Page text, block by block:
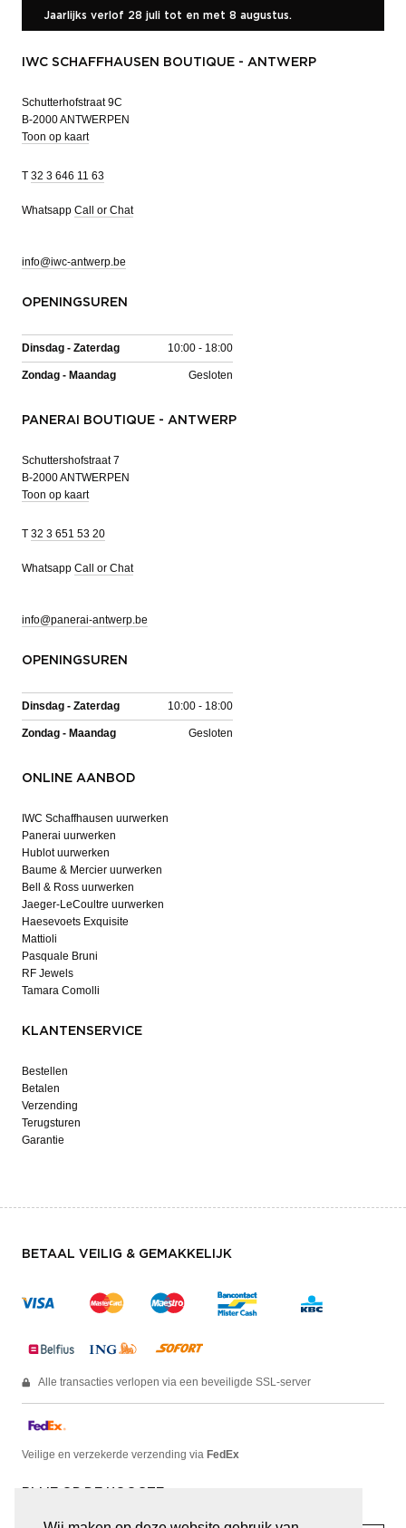
Jaarlijks verlof 28 juli tot en met 8 augustus.
IWC SCHAFFHAUSEN BOUTIQUE - ANTWERP
Schutterhofstraat 9C
B-2000 ANTWERPEN
Toon op kaart
T 32 3 646 11 63
Whatsapp Call or Chat
info@iwc-antwerp.be
OPENINGSUREN
Dinsdag - Zaterdag 10:00 - 18:00
Zondag - Maandag Gesloten
PANERAI BOUTIQUE - ANTWERP
Schuttershofstraat 7
B-2000 ANTWERPEN
Toon op kaart
T 32 3 651 53 20
Whatsapp Call or Chat
info@panerai-antwerp.be
OPENINGSUREN
Dinsdag - Zaterdag 10:00 - 18:00
Zondag - Maandag Gesloten
ONLINE AANBOD
IWC Schaffhausen uurwerken
Panerai uurwerken
Hublot uurwerken
Baume & Mercier uurwerken
Bell & Ross uurwerken
Jaeger-LeCoultre uurwerken
Haesevoets Exquisite
Mattioli
Pasquale Bruni
RF Jewels
Tamara Comolli
KLANTENSERVICE
Bestellen
Betalen
Verzending
Terugsturen
Garantie
BETAAL VEILIG & GEMAKKELIJK
Alle transacties verlopen via een beveiligde SSL-server
Veilige en verzekerde verzending via FedEx
BLIJF OP DE HOOGTE